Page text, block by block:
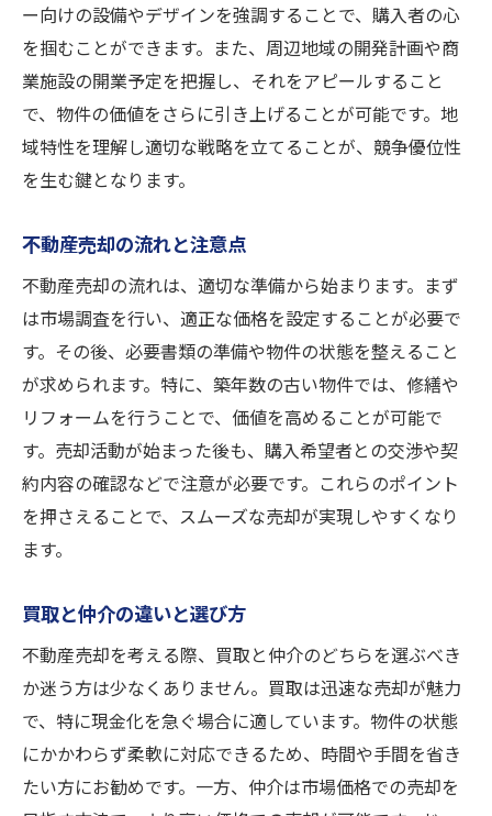
市場価値を高めるための工夫
売却前のリフォームの必要性
地域のニーズに応じた活用法
古民家の魅力を活かした売却
現金化を急ぐ方必見茨木市での不動産買取活用
法
スピーディーな手続きの流れ
売却後の資金の活用方法
買取を利用する際の留意点
短期間での売却を実現するコツ
急ぎの売却に適した不動産とは
茨木市での不動産売却手続き簡単ガイド
基本的な手続きの流れ
必要な書類と手続きの準備
トラブル回避のための対策
スムーズな手続きを実現する方法
売却後の手続きとフォローアップ
ー向けの設備やデザインを強調することで、購入者の心
を掴むことができます。また、周辺地域の開発計画や商
業施設の開業予定を把握し、それをアピールすること
で、物件の価値をさらに引き上げることが可能です。地
域特性を理解し適切な戦略を立てることが、競争優位性
を生む鍵となります。
不動産売却の流れと注意点
不動産売却の流れは、適切な準備から始まります。まず
は市場調査を行い、適正な価格を設定することが必要で
す。その後、必要書類の準備や物件の状態を整えること
が求められます。特に、築年数の古い物件では、修繕や
リフォームを行うことで、価値を高めることが可能で
す。売却活動が始まった後も、購入希望者との交渉や契
約内容の確認などで注意が必要です。これらのポイント
を押さえることで、スムーズな売却が実現しやすくなり
ます。
買取と仲介の違いと選び方
不動産売却を考える際、買取と仲介のどちらを選ぶべき
か迷う方は少なくありません。買取は迅速な売却が魅力
で、特に現金化を急ぐ場合に適しています。物件の状態
にかかわらず柔軟に対応できるため、時間や手間を省き
たい方にお勧めです。一方、仲介は市場価格での売却を